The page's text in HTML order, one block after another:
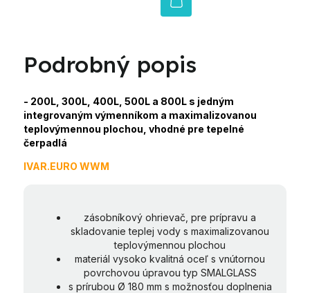
Podrobný popis
- 200L, 300L, 400L, 500L a 800L s jedným
integrovaným výmenníkom a maximalizovanou
teplovýmennou plochou, vhodné pre tepelné
čerpadlá
IVAR.EURO WWM
zásobníkový ohrievač, pre prípravu a
skladovanie teplej vody s maximalizovanou
teplovýmennou plochou
materiál vysoko kvalitná oceľ s vnútornou
povrchovou úpravou typ SMALGLASS
s prírubou Ø 180 mm s možnosťou doplnenia